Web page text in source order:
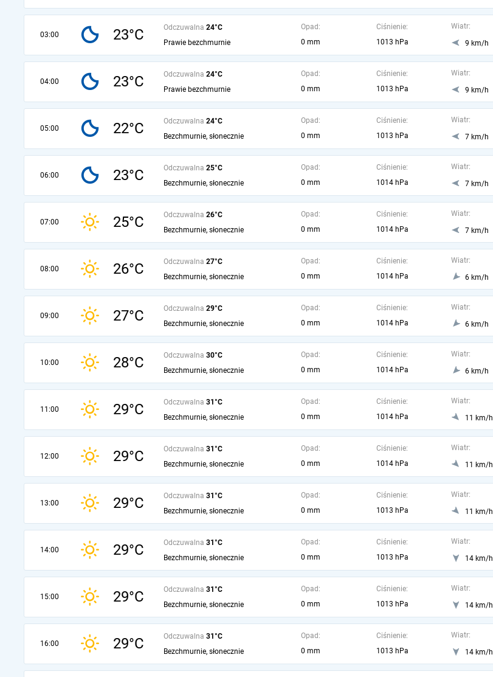
03:00 23°C Odczuwalna 24°C
Prawie bezchmurnie
Opad:
0 mm
Ciśnienie:
1013 hPa
Wiatr:
9 km/h
04:00 23°C Odczuwalna 24°C
Prawie bezchmurnie
Opad:
0 mm
Ciśnienie:
1013 hPa
Wiatr:
9 km/h
05:00 22°C Odczuwalna 24°C
Bezchmurnie, słonecznie
Opad:
0 mm
Ciśnienie:
1013 hPa
Wiatr:
7 km/h
06:00 23°C Odczuwalna 25°C
Bezchmurnie, słonecznie
Opad:
0 mm
Ciśnienie:
1014 hPa
Wiatr:
7 km/h
07:00 25°C Odczuwalna 26°C
Bezchmurnie, słonecznie
Opad:
0 mm
Ciśnienie:
1014 hPa
Wiatr:
7 km/h
08:00 26°C Odczuwalna 27°C
Bezchmurnie, słonecznie
Opad:
0 mm
Ciśnienie:
1014 hPa
Wiatr:
6 km/h
09:00 27°C Odczuwalna 29°C
Bezchmurnie, słonecznie
Opad:
0 mm
Ciśnienie:
1014 hPa
Wiatr:
6 km/h
10:00 28°C Odczuwalna 30°C
Bezchmurnie, słonecznie
Opad:
0 mm
Ciśnienie:
1014 hPa
Wiatr:
6 km/h
11:00 29°C Odczuwalna 31°C
Bezchmurnie, słonecznie
Opad:
0 mm
Ciśnienie:
1014 hPa
Wiatr:
11 km/h
12:00 29°C Odczuwalna 31°C
Bezchmurnie, słonecznie
Opad:
0 mm
Ciśnienie:
1014 hPa
Wiatr:
11 km/h
13:00 29°C Odczuwalna 31°C
Bezchmurnie, słonecznie
Opad:
0 mm
Ciśnienie:
1013 hPa
Wiatr:
11 km/h
14:00 29°C Odczuwalna 31°C
Bezchmurnie, słonecznie
Opad:
0 mm
Ciśnienie:
1013 hPa
Wiatr:
14 km/h
15:00 29°C Odczuwalna 31°C
Bezchmurnie, słonecznie
Opad:
0 mm
Ciśnienie:
1013 hPa
Wiatr:
14 km/h
16:00 29°C Odczuwalna 31°C
Bezchmurnie, słonecznie
Opad:
0 mm
Ciśnienie:
1013 hPa
Wiatr:
14 km/h